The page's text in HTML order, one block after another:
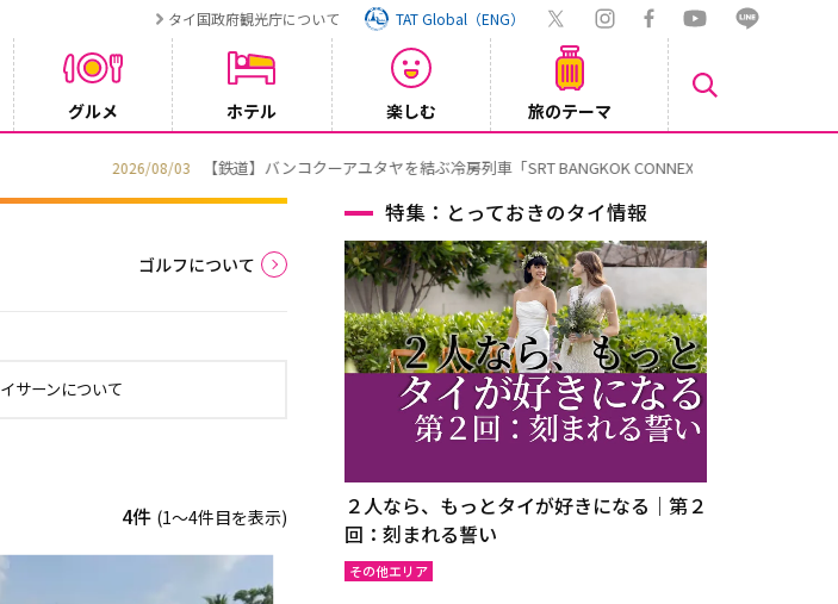
タイ国政府観光庁について TAT Global（ENG）
グルメ ホテル 楽しむ 旅のテーマ
ゴルフについて
イサーンについて
4件 (1〜4件目を表示)
特集：とっておきのタイ情報
２人なら、もっとタイが好きになる｜第２
回：刻まれる誓い
その他エリア